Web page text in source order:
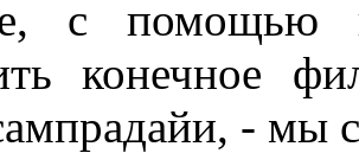
с помощью
конечное
- мы